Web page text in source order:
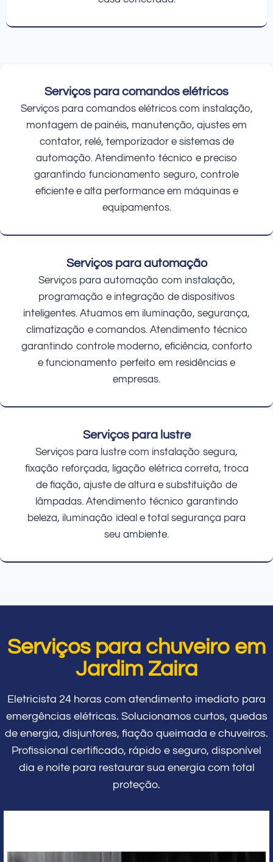
Serviços para comandos elétricos
Serviços para comandos elétricos com instalação,
montagem de painéis, manutenção, ajustes em
contator, relé, temporizador e sistemas de
automação. Atendimento técnico e preciso
garantindo funcionamento seguro, controle
eficiente e alta performance em máquinas e
equipamentos.
Serviços para automação
Serviços para automação com instalação,
programação e integração de dispositivos
inteligentes. Atuamos em iluminação, segurança,
climatização e comandos. Atendimento técnico
garantindo controle moderno, eficiência, conforto
e funcionamento perfeito em residências e
empresas.
Serviços para lustre
Serviços para lustre com instalação segura,
fixação reforçada, ligação elétrica correta, troca
de fiação, ajuste de altura e substituição de
lâmpadas. Atendimento técnico garantindo
beleza, iluminação ideal e total segurança para
seu ambiente.
Serviços para chuveiro em
Jardim Zaira
Eletricista 24 horas com atendimento imediato para
emergências elétricas. Solucionamos curtos, quedas
de energia, disjuntores, fiação queimada e chuveiros.
Profissional certificado, rápido e seguro, disponível
dia e noite para restaurar sua energia com total
proteção.